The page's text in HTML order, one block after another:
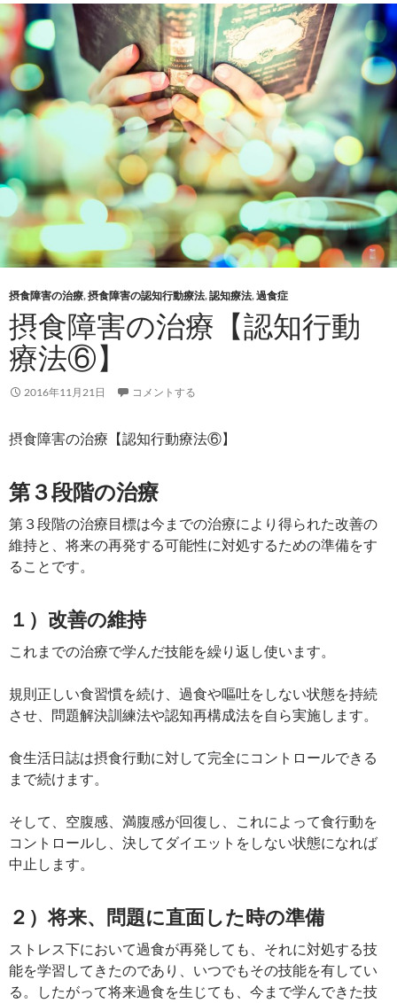
摂食障害の治療,摂食障害の認知行動療法,認知療法,過食症
摂食障害の治療【認知行動
療法⑥】
2016年11月21日 コメントする
摂食障害の治療【認知行動療法⑥】
第３段階の治療
第３段階の治療目標は今までの治療により得られた改善の
維持と、将来の再発する可能性に対処するための準備をす
ることです。
１）改善の維持
これまでの治療で学んだ技能を繰り返し使います。
規則正しい食習慣を続け、過食や嘔吐をしない状態を持続
させ、問題解決訓練法や認知再構成法を自ら実施します。
食生活日誌は摂食行動に対して完全にコントロールできる
まで続けます。
そして、空腹感、満腹感が回復し、これによって食行動を
コントロールし、決してダイエットをしない状態になれば
中止します。
２）将来、問題に直面した時の準備
ストレス下において過食が再発しても、それに対処する技
能を学習してきたのであり、いつでもその技能を有してい
る。したがって将来過食を生じても、今まで学んできた技